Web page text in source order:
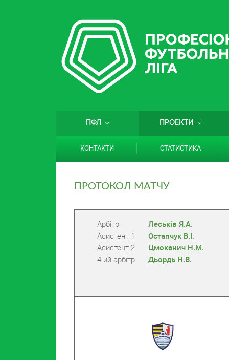
ПФЛ ПРОЕКТИ
КОНТАКТИ СТАТИСТИКА
ПРОТОКОЛ МАТЧУ
Арбітр
Леськів Я.А.
Асистент 1
Остапчук В.І.
Асистент 2
Цмоканич Н.М.
4-ий арбітр
Дьордь Н.В.